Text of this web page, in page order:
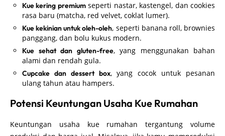
Kue kering premiumseperti nastar, kastengel, dan cookies
rasa baru (matcha, red velvet, coklat lumer).
Kue kekinian untuk oleh-oleh, seperti banana roll, brownies
panggang, dan bolu kukus modern.
Kue sehat dan gluten-free, yang menggunakan bahan
alami dan rendah gula.
Cupcake dan dessert box, yang cocok untuk pesanan
ulang tahun atau hampers.
Potensi Keuntungan Usaha Kue Rumahan
Keuntungan usaha kue rumahan tergantung volume